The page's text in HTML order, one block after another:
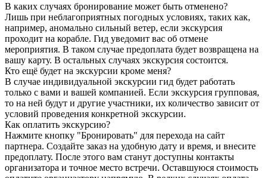
В каких случаях бронирование может быть отменено?
Лишь при неблагоприятных погодных условиях, таких как,
например, аномально сильный ветер, если экскурсия
проходит на корабле. Гид уведомит вас об отмене
мероприятия. В таком случае предоплата будет возвращена на
вашу карту. В остальных случаях экскурсия состоится.
Кто ещё будет на экскурсии кроме меня?
В случае индивидуальной экскурсии гид будет работать
только с вами и вашей компанией. Если экскурсия групповая,
то на ней будут и другие участники, их количество зависит от
условий проведения конкретной экскурсии.
Как оплатить экскурсию?
Нажмите кнопку "Бронировать" для перехода на сайт
партнера. Создайте заказ на удобную дату и время, и внесите
предоплату. После этого вам станут доступны контакты
организатора и точное место встречи. Оставшуюся стоимость